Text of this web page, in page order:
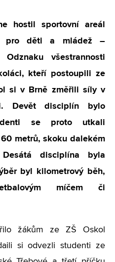
hostil sportovní areál
pro děti a mládež –
všestrannosti
kteří postoupili ze
si v Brně změřili síly v
Devět disciplín bylo
se proto utkali
metrů, skoku dalekém
disciplína byla
byl kilometrový běh,
míčem či
žákům ze ZŠ Oskol
si odvezli studenti ze